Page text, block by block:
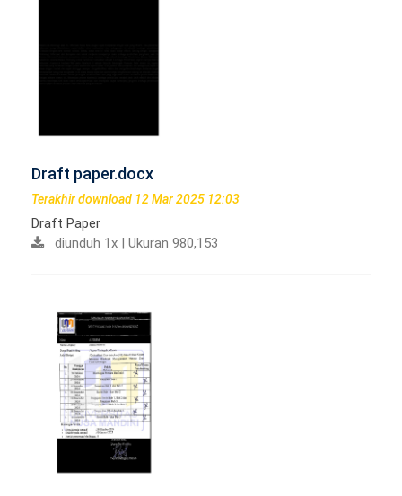
Draft paper.docx
Terakhir download 12 Mar 2025 12:03
Draft Paper
diunduh 1x | Ukuran 980,153